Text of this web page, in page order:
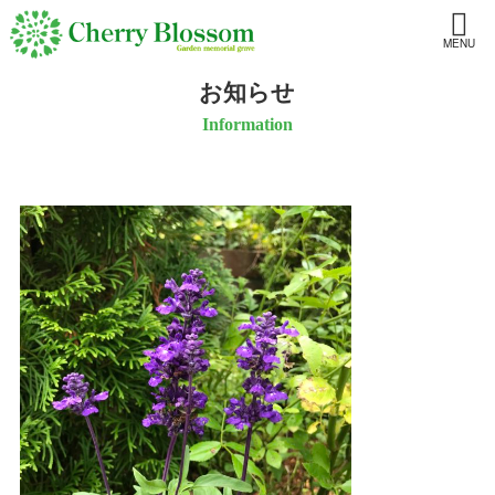
MENU
お知らせ
Information